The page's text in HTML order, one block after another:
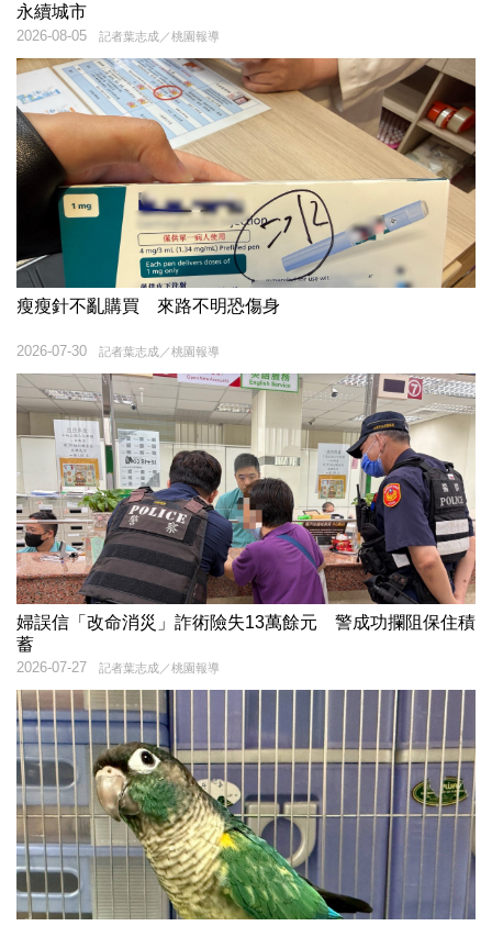
永續城市
記者葉志成／桃園報導
2026-08-05
瘦瘦針不亂購買 來路不明恐傷身
記者葉志成／桃園報導
2026-07-30
婦誤信「改命消災」詐術險失13萬餘元 警成功攔阻保住積
蓄
記者葉志成／桃園報導
2026-07-27